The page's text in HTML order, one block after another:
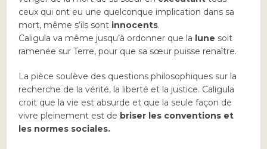
ceux qui ont eu une quelconque implication dans sa
mort, même s’ils sont innocents.
Caligula va même jusqu’à ordonner que la lune soit
ramenée sur Terre, pour que sa sœur puisse renaître.
La pièce soulève des questions philosophiques sur la
recherche de la vérité, la liberté et la justice. Caligula
croit que la vie est absurde et que la seule façon de
vivre pleinement est de briser les conventions et
les normes sociales.